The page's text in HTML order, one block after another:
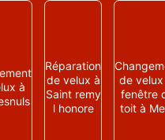
à
Réparation
de velux à
Saint remy
l honore
de
fenêtre
toit à